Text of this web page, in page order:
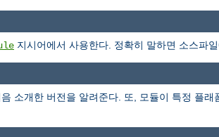
지시어에서 사용한다. 정확히 말하면 소스파
소개한 버전을 알려준다. 또, 모듈이 특정 플래